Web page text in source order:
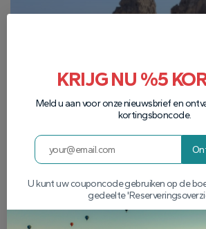
KRIJG NU %5
Meld u aan voor onze nieuwsbrief en
kortingsboncode.
U kunt uw couponcode gebruiken op de
gedeelte